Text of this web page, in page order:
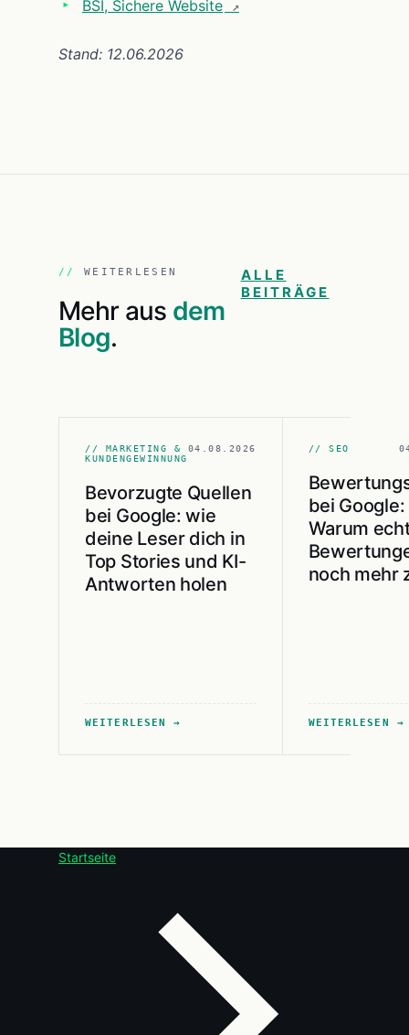
BSI, Sichere Website
Stand: 12.06.2026
WEITERLESEN
Mehr aus dem
Blog.
ALLE
BEITRÄGE
// MARKETING &
KUNDENGEWINNUNG
04.08.2026
Bevorzugte Quellen
bei Google: wie
deine Leser dich in
Top Stories und KI-
Antworten holen
WEITERLESEN
// SEO
bei Google:
Warum
noch mehr
WEITERLESEN
Startseite